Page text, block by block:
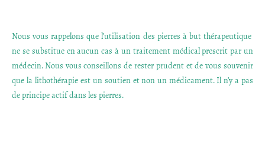
Nous vous rappelons que l’utilisation des pierres à but thérapeutique
ne se substitue en aucun cas à un traitement médical prescrit par un
médecin. Nous vous conseillons de rester prudent et de vous souvenir
que la lithothérapie est un soutien et non un médicament. Il n’y a pas
de principe actif dans les pierres.